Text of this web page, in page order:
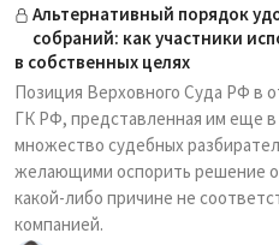
Альтернативный порядок
собраний: как участники
в собственных целях
Позиция Верховного Суда РФ в
ГК РФ, представленная им еще в
множество судебных
желающими оспорить решение
какой-либо причине не
компанией.